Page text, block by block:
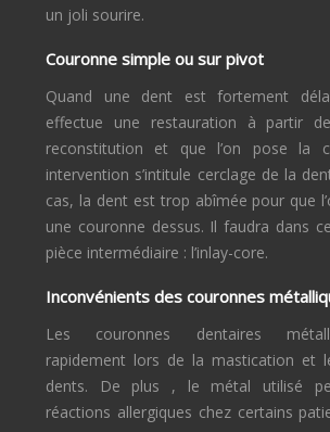
un joli sourire.
Couronne simple ou sur pivot
Quand une dent est fortement
effectue une restauration à partir
reconstitution et que l’on pose la
intervention s’intitule cerclage de la
cas, la dent est trop abîmée pour que
une couronne dessus. Il faudra dans
pièce intermédiaire : l’inlay-core.
Inconvénients des couronnes
Les couronnes dentaires
rapidement lors de la mastication et
dents. De plus , le métal utilisé
réactions allergiques chez certains